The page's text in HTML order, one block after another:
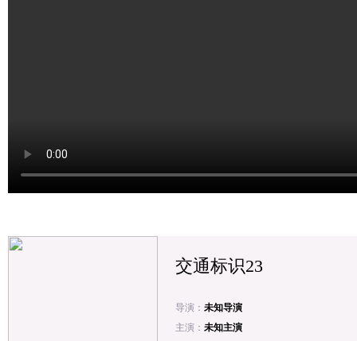
交通标识23
导演： 未知导演
主演： 未知主演